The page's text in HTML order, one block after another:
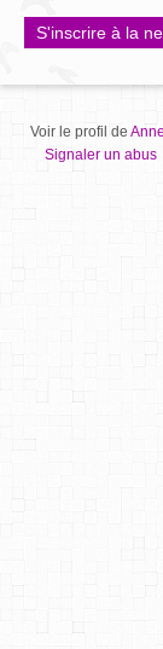
S'inscrire à la
Voir le profil de Anne
Signaler un abus